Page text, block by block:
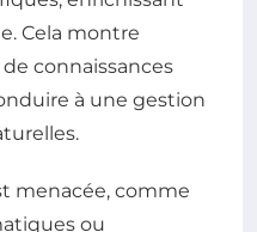
Cela montre
connaissances
à une gestion
menacée, comme
ou